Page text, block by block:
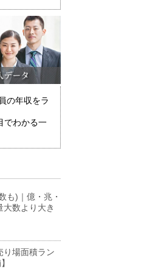
の年収をラ
でわかる一
も)｜億・兆・
数より大き
り場面積ラン